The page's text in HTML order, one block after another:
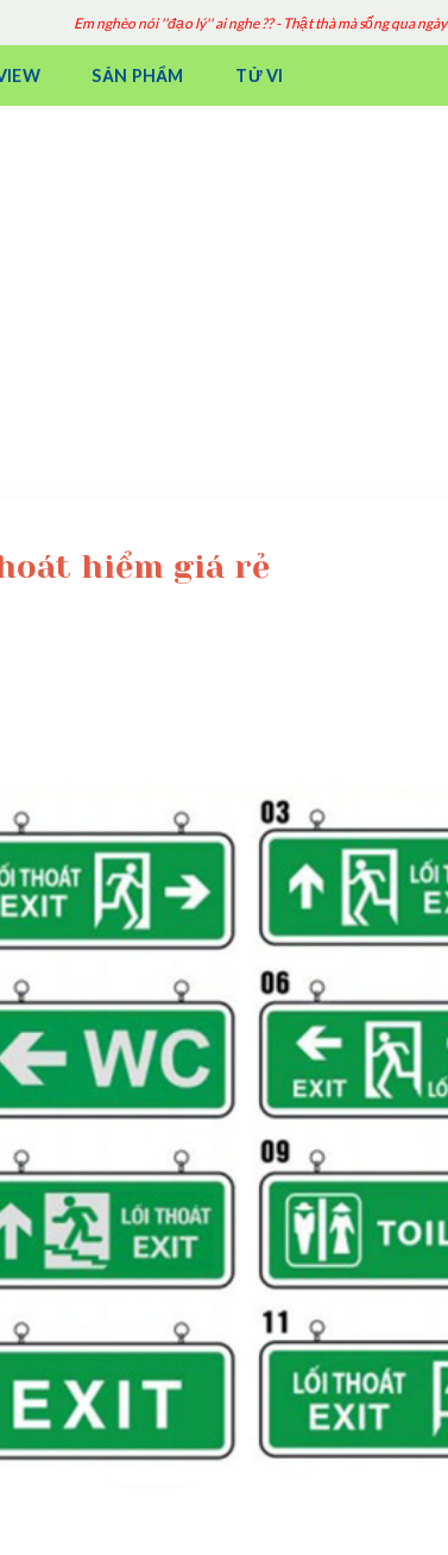
Em nghèo nói ''đạo lý'' ai nghe ?? - Thật thà mà sống qua ngày
SẢN PHẨM TỬ VI
hiểm giá rẻ